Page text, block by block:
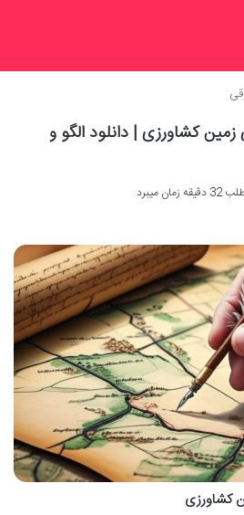
کشاورزی | دانلود الگو و
میبرد
کشاورزی